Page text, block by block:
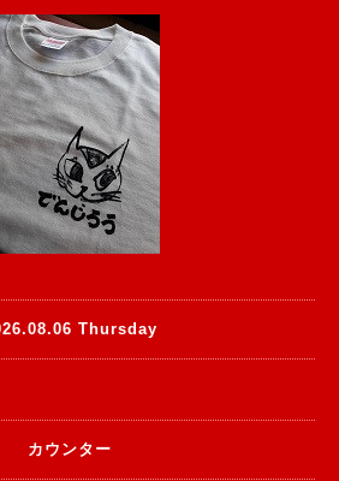
Thursday
カウンター